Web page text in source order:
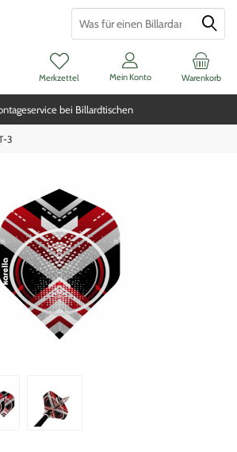
bei Billardtischen
Warenkorb
Merkzettel Mein Konto
3